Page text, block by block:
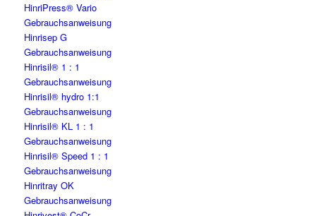
HinriPress® Vario
Gebrauchsanweisung
Hinrisep G
Gebrauchsanweisung
Hinrisil® 1 : 1
Gebrauchsanweisung
Hinrisil® hydro 1:1
Gebrauchsanweisung
Hinrisil® KL 1 : 1
Gebrauchsanweisung
Hinrisil® Speed 1 : 1
Gebrauchsanweisung
Hinritray OK
Gebrauchsanweisung